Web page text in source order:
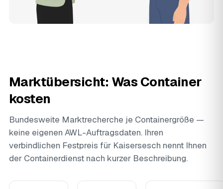
Marktübersicht: Was Container
kosten
Bundesweite Marktrecherche je Containergröße —
keine eigenen AWL-Auftragsdaten. Ihren
verbindlichen Festpreis für Kaisersesch nennt Ihnen
der Containerdienst nach kurzer Beschreibung.